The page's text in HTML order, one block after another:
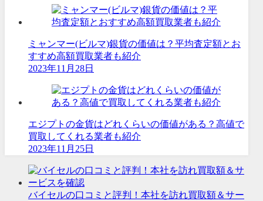
ミャンマー(ビルマ)銀貨の価値は？平均査定額とお
すすめ高額買取業者も紹介
2023年11月28日
エジプトの金貨はどれくらいの価値がある？高値で
買取してくれる業者も紹介
2023年11月25日
バイセルの口コミと評判！本社を訪れ買取額＆サー